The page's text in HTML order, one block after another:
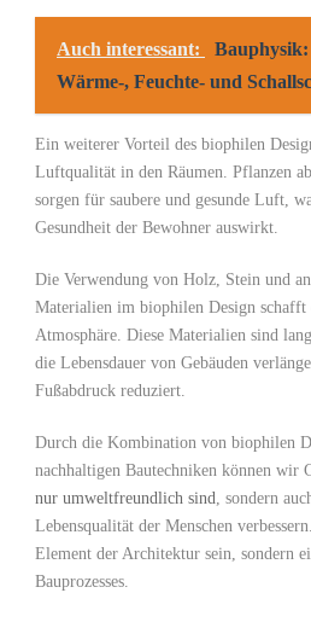
Auch interessant:
Bauphysik:
Wärme-, Feuchte- und
Ein weiterer Vorteil⁢ des biophilen
Luftqualität​ in den Räumen. Pflanzen⁣
sorgen für saubere⁤ und gesunde Luft,
Gesundheit der Bewohner ⁣auswirkt.
Die Verwendung von Holz, Stein und
Materialien im ⁣biophilen Design ⁣schafft⁤
‍Atmosphäre. ‍Diese Materialien sind
die ​Lebensdauer von Gebäuden
Fußabdruck reduziert.
Durch die⁢ Kombination von biophilen⁢
‌nachhaltigen Bautechniken ⁤können wir
nur umweltfreundlich sind, sondern
Lebensqualität der Menschen
Element der Architektur ⁣sein, sondern
Bauprozesses.